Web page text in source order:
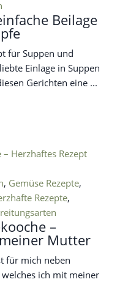
Beilage
für Suppen und
Einlage in Suppen
Gerichten eine ...
, Gemüse Rezepte,
Rezepte,
–
Mutter
für mich neben
ich mit meiner